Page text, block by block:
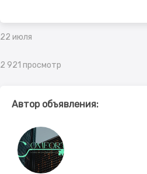
22 июля
2 921 просмотр
Автор объявления: